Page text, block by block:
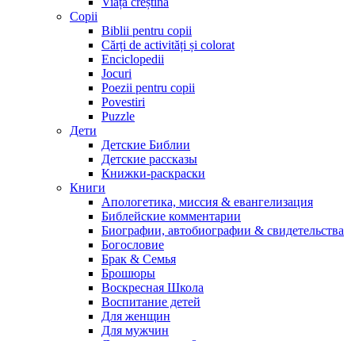
Copii
Biblii pentru copii
Cărți de activități și colorat
Enciclopedii
Jocuri
Poezii pentru copii
Povestiri
Puzzle
Дети
Детские Библии
Детские рассказы
Книжки-раскраски
Книги
Апологетика, миссия & евангелизация
Библейские комментарии
Биографии, автобиографии & свидетельства
Богословие
Брак & Семья
Брошюры
Воскресная Школа
Воспитание детей
Для женщин
Для мужчин